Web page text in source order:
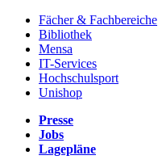
Fächer & Fachbereiche
Bibliothek
Mensa
IT-Services
Hochschulsport
Unishop
Presse
Jobs
Lagepläne